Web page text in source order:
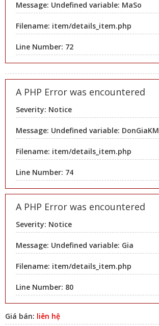
Message: Undefined variable: MaSo
Filename: item/details_item.php
Line Number: 72
A PHP Error was encountered
Severity: Notice
Message: Undefined variable: DonGiaKM
Filename: item/details_item.php
Line Number: 74
A PHP Error was encountered
Severity: Notice
Message: Undefined variable: Gia
Filename: item/details_item.php
Line Number: 80
Giá bán: liên hệ